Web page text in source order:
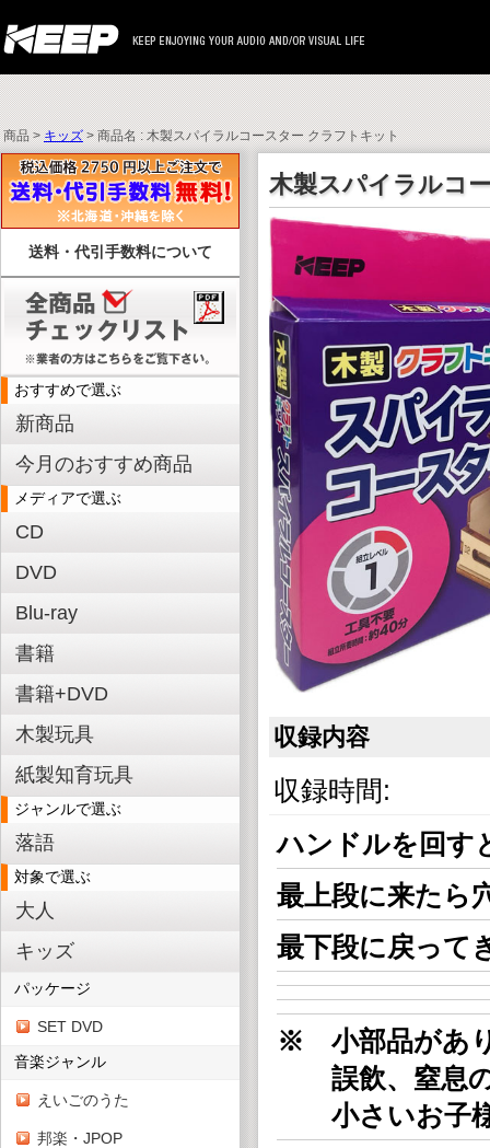
商品 >キッズ> 商品名 : 木製スパイラルコースター クラフトキット
送料・代引手数料について
おすすめで選ぶ
新商品
今月のおすすめ商品
メディアで選ぶ
CD
DVD
Blu-ray
書籍
書籍+DVD
木製玩具
紙製知育玩具
ジャンルで選ぶ
落語
対象で選ぶ
大人
キッズ
パッケージ
SET DVD
音楽ジャンル
えいごのうた
邦楽・JPOP
木製スパイラルコ
収録内容
収録時間:
ハンドルを回す
最上段に来たら
最下段に戻って
※ 小部品があ
誤飲、窒息の
小さいお子様